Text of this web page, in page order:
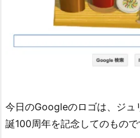
今日のGoogleのロゴは、ジュ
誕100周年を記念してのもので